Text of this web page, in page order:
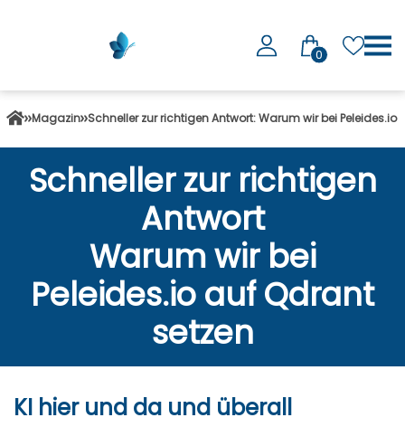
0
Magazin Schneller zur richtigen Antwort: Warum wir bei Peleides.io
Schneller zur richtigen
Antwort
Warum wir bei
Peleides.io auf Qdrant
setzen
KI hier und da und überall